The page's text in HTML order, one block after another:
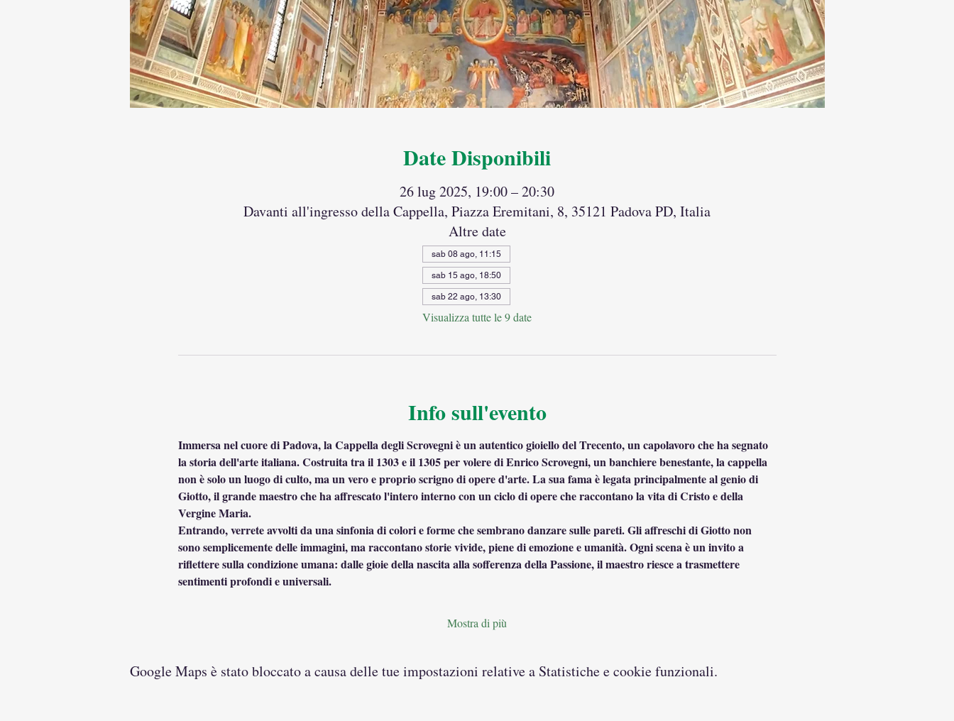
Date Disponibili
26 lug 2025, 19:00 – 20:30
Davanti all'ingresso della Cappella, Piazza Eremitani, 8, 35121 Padova PD, Italia
Altre date
sab 08 ago, 11:15
sab 15 ago, 18:50
sab 22 ago, 13:30
Visualizza tutte le 9 date
Info sull'evento
Immersa nel cuore di Padova, la Cappella degli Scrovegni è un autentico gioiello del Trecento, un capolavoro che ha segnato
la storia dell'arte italiana. Costruita tra il 1303 e il 1305 per volere di Enrico Scrovegni, un banchiere benestante, la cappella
non è solo un luogo di culto, ma un vero e proprio scrigno di opere d'arte. La sua fama è legata principalmente al genio di
Giotto, il grande maestro che ha affrescato l'intero interno con un ciclo di opere che raccontano la vita di Cristo e della
Vergine Maria.
Entrando, verrete avvolti da una sinfonia di colori e forme che sembrano danzare sulle pareti. Gli affreschi di Giotto non
sono semplicemente delle immagini, ma raccontano storie vivide, piene di emozione e umanità. Ogni scena è un invito a
riflettere sulla condizione umana: dalle gioie della nascita alla sofferenza della Passione, il maestro riesce a trasmettere
sentimenti profondi e universali.
Mostra di più
Google Maps è stato bloccato a causa delle tue impostazioni relative a Statistiche e cookie funzionali.